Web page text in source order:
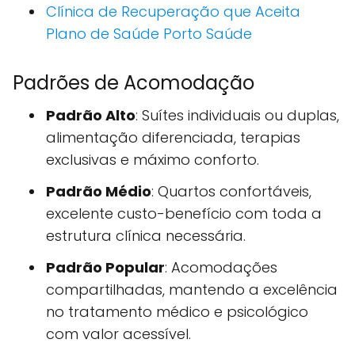
Clínica de Recuperação que Aceita
Plano de Saúde Porto Saúde
Padrões de Acomodação
Padrão Alto: Suítes individuais ou duplas,
alimentação diferenciada, terapias
exclusivas e máximo conforto.
Padrão Médio: Quartos confortáveis,
excelente custo-benefício com toda a
estrutura clínica necessária.
Padrão Popular: Acomodações
compartilhadas, mantendo a excelência
no tratamento médico e psicológico
com valor acessível.